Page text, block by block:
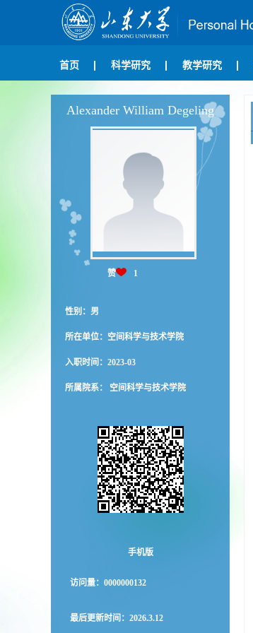
首页 科学研究 教学研究
Alexander William Degeling
赞 1
性别：男
所在单位：空间科学与技术学院
入职时间：2023-03
所属院系： 空间科学与技术学院
手机版
访问量： 0000000132
最后更新时间： 2026.3.12